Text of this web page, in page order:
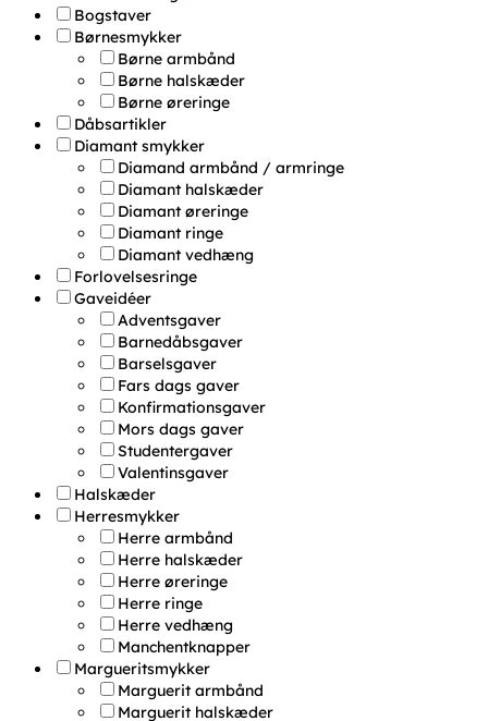
Bogstaver
Børnesmykker
Børne armbånd
Børne halskæder
Børne øreringe
Dåbsartikler
Diamant smykker
Diamand armbånd / armringe
Diamant halskæder
Diamant øreringe
Diamant ringe
Diamant vedhæng
Forlovelsesringe
Gaveidéer
Adventsgaver
Barnedåbsgaver
Barselsgaver
Fars dags gaver
Konfirmationsgaver
Mors dags gaver
Studentergaver
Valentinsgaver
Halskæder
Herresmykker
Herre armbånd
Herre halskæder
Herre øreringe
Herre ringe
Herre vedhæng
Manchentknapper
Margueritsmykker
Marguerit armbånd
Marguerit halskæder